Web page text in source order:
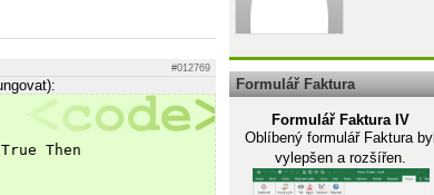
#012769
Then
Formulář Faktura
Formulář Faktura IV
Oblíbený formulář Faktura byl
vylepšen a rozšířen.